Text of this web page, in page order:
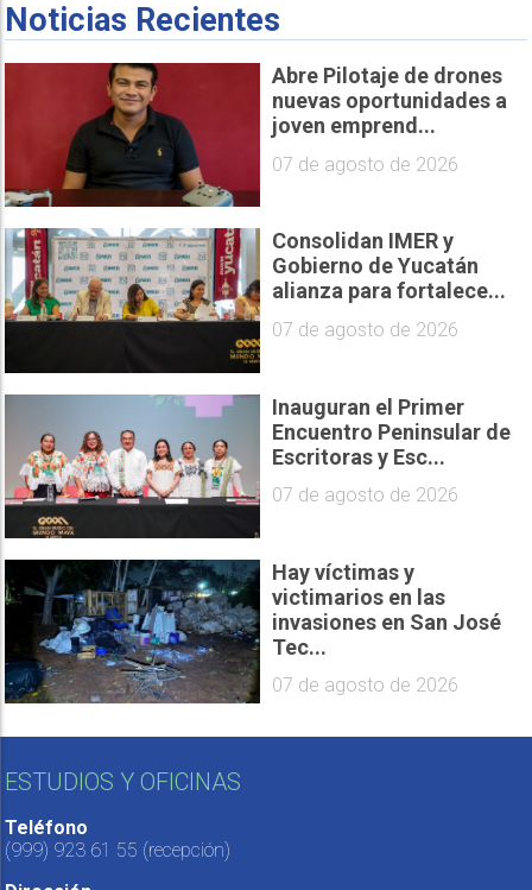
Noticias Recientes
Abre Pilotaje de drones
nuevas oportunidades a
joven emprend...
07 de agosto de 2026
Consolidan IMER y
Gobierno de Yucatán
alianza para fortalece...
07 de agosto de 2026
Inauguran el Primer
Encuentro Peninsular de
Escritoras y Esc...
07 de agosto de 2026
Hay víctimas y
victimarios en las
invasiones en San José
Tec...
07 de agosto de 2026
ESTUDIOS Y OFICINAS
Teléfono
(999) 923 61 55 (recepción)